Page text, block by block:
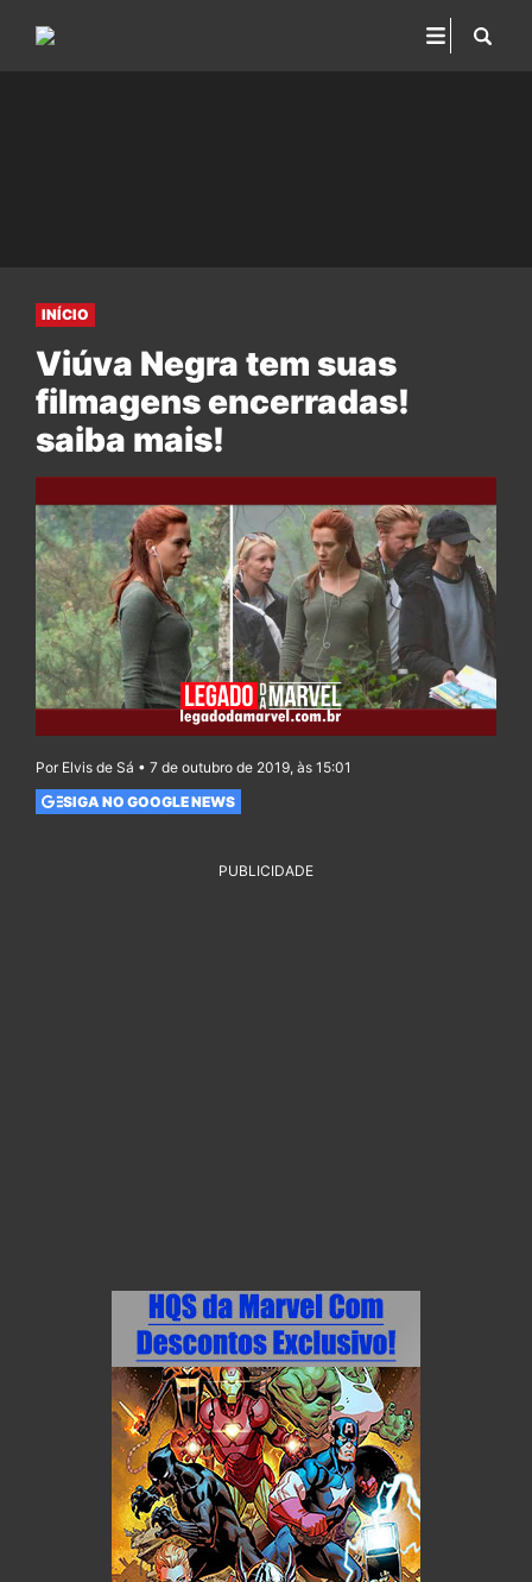
INÍCIO
Viúva Negra tem suas
filmagens encerradas!
saiba mais!
Por Elvis de Sá • 7 de outubro de 2019, às 15:01
SIGA NO GOOGLE NEWS
PUBLICIDADE